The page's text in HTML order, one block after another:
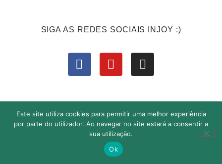
SIGA AS REDES SOCIAIS INJOY :)
Este site utiliza cookies para permitir uma melhor experiência
por parte do utilizador. Ao navegar no site estará a consentir a
sua utilização.
Ok